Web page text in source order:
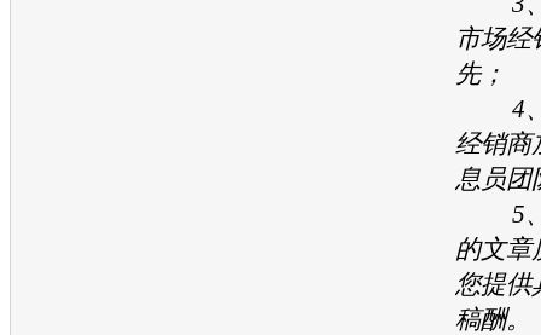
市场经
先；
4、
经销商
息员团
5、
的文章
您提供
稿酬。